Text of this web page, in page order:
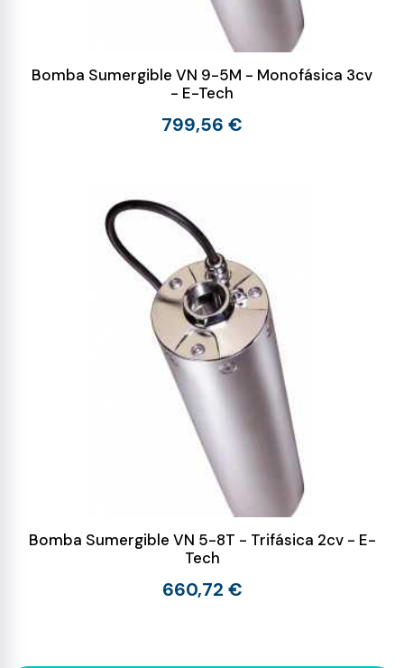
Bomba Sumergible VN 9-5M - Monofásica 3cv
- E-Tech
799,56 €
Bomba Sumergible VN 5-8T - Trifásica 2cv - E-
Tech
660,72 €